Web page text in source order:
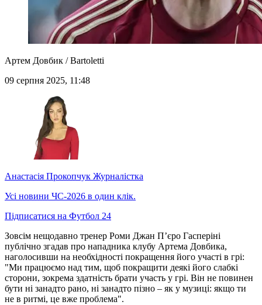
Артем Довбик / Bartoletti
09 серпня 2025, 11:48
Анастасія Прокопчук Журналістка
Усі новини ЧС-2026 в один клік.
Підписатися на Футбол 24
Зовсім нещодавно тренер Роми Джан П’єро Гасперіні
публічно згадав про нападника клубу Артема Довбика,
наголосивши на необхідності покращення його участі в грі:
"Ми працюємо над тим, щоб покращити деякі його слабкі
сторони, зокрема здатність брати участь у грі. Він не повинен
бути ні занадто рано, ні занадто пізно – як у музиці: якщо ти
не в ритмі, це вже проблема".